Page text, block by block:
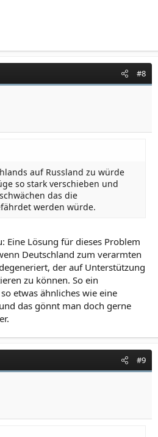
#8
auf Russland zu würde
so stark verschieben und
das die
werden würde.
Eine Lösung für dieses Problem
Deutschland zum verarmten
der auf Unterstützung
zu können. So ein
etwas ähnliches wie eine
das gönnt man doch gerne
#9